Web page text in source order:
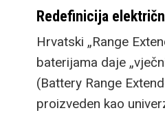
Redefinicija
Hrvatski „Range
baterijama daje
(Battery Range
proizveden kao